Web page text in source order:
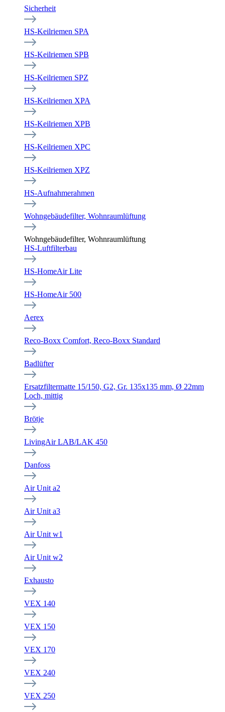
Sicherheit
HS-Keilriemen SPA
HS-Keilriemen SPB
HS-Keilriemen SPZ
HS-Keilriemen XPA
HS-Keilriemen XPB
HS-Keilriemen XPC
HS-Keilriemen XPZ
HS-Aufnahmerahmen
Wohngebäudefilter, Wohnraumlüftung
Wohngebäudefilter, Wohnraumlüftung
HS-Luftfilterbau
HS-HomeAir Lite
HS-HomeAir 500
Aerex
Reco-Boxx Comfort, Reco-Boxx Standard
Badlüfter
Ersatzfiltermatte 15/150, G2, Gr. 135x135 mm, Ø 22mm
Loch, mittig
Brötje
LivingAir LAB/LAK 450
Danfoss
Air Unit a2
Air Unit a3
Air Unit w1
Air Unit w2
Exhausto
VEX 140
VEX 150
VEX 170
VEX 240
VEX 250